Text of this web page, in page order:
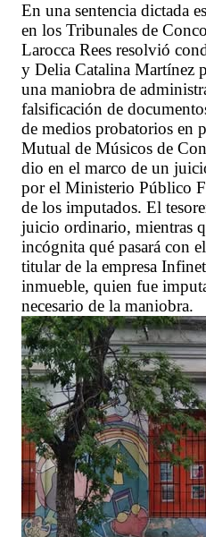
En una sentencia dictada
en los Tribunales de
Larocca Rees resolvió
y Delia Catalina Martínez
una maniobra de
falsificación de
de medios probatorios en
Mutual de Músicos de
dio en el marco de un
por el Ministerio Público
de los imputados. El
juicio ordinario, mientras
incógnita qué pasará con
titular de la empresa
inmueble, quien fue
necesario de la maniobra.